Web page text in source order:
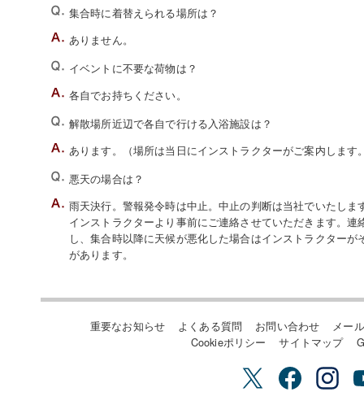
集合時に着替えられる場所は？
ありません。
イベントに不要な荷物は？
各自でお持ちください。
解散場所近辺で各自で行ける入浴施設は？
あります。（場所は当日にインストラクターがご案内します
悪天の場合は？
雨天決行。警報発令時は中止。中止の判断は当社でいたし
インストラクターより事前にご連絡させていただきます。
し、集合時以降に天候が悪化した場合はインストラクター
があります。
重要なお知らせ よくある質問 お問い合わせ
メー
Cookieポリシー
サイトマップ